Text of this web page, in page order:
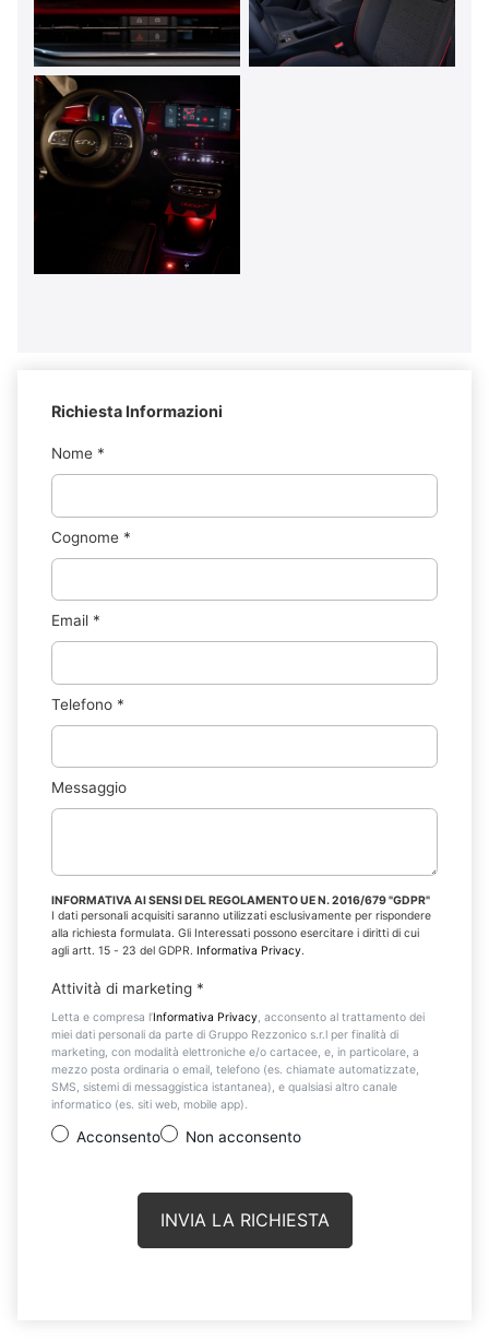
Richiesta Informazioni
Nome *
Cognome *
Email *
Telefono *
Messaggio
INFORMATIVA AI SENSI DEL REGOLAMENTO UE N. 2016/679 "GDPR"
I dati personali acquisiti saranno utilizzati esclusivamente per rispondere
alla richiesta formulata. Gli Interessati possono esercitare i diritti di cui
agli artt. 15 - 23 del GDPR. Informativa Privacy.
Attività di marketing *
Letta e compresa l’Informativa Privacy, acconsento al trattamento dei
miei dati personali da parte di Gruppo Rezzonico s.r.l per finalità di
marketing, con modalità elettroniche e/o cartacee, e, in particolare, a
mezzo posta ordinaria o email, telefono (es. chiamate automatizzate,
SMS, sistemi di messaggistica istantanea), e qualsiasi altro canale
informatico (es. siti web, mobile app).
Acconsento Non acconsento